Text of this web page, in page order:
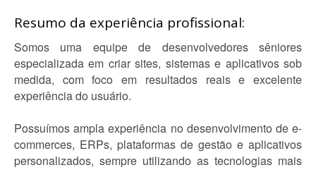
Resumo da experiência profissional:
Somos uma equipe de desenvolvedores sêniores
especializada em criar sites, sistemas e aplicativos sob
medida, com foco em resultados reais e excelente
experiência do usuário.
Possuímos ampla experiência no desenvolvimento de e-
commerces, ERPs, plataformas de gestão e aplicativos
personalizados, sempre utilizando as tecnologias mais